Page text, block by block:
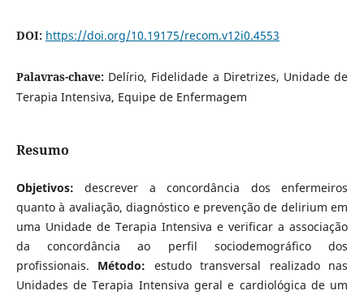
DOI: https://doi.org/10.19175/recom.v12i0.4553
Palavras-chave: Delírio, Fidelidade a Diretrizes, Unidade de
Terapia Intensiva, Equipe de Enfermagem
Resumo
Objetivos: descrever a concordância dos enfermeiros
quanto à avaliação, diagnóstico e prevenção de delirium em
uma Unidade de Terapia Intensiva e verificar a associação
da concordância ao perfil sociodemográfico dos
profissionais. Método: estudo transversal realizado nas
Unidades de Terapia Intensiva geral e cardiológica de um